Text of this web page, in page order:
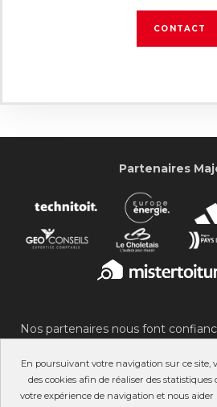
En poursuivant votre navigation sur ce site,
des cookies afin de réaliser des statistiques
votre expérience de navigation et nous aider
CONTACT
Partenaires
Nos partenaires nous font